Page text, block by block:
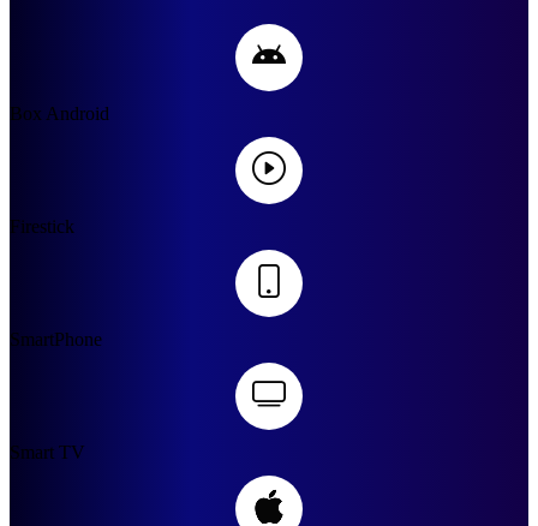
Box Android
Firestick
SmartPhone
Smart TV